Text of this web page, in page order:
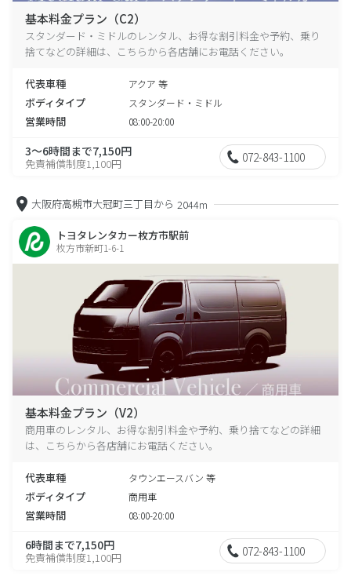
基本料金プラン（C2）
スタンダード・ミドルのレンタル、お得な割引料金や予約、乗り
捨てなどの詳細は、こちらから各店舗にお電話ください。
代表車種 アクア 等
ボディタイプ スタンダード・ミドル
営業時間 08:00-20:00
3～6時間まで7,150円
免責補償制度1,100円 072-843-1100
大阪府高槻市大冠町三丁目から 2044m
トヨタレンタカー枚方市駅前
枚方市新町1-6-1
基本料金プラン（V2）
商用車のレンタル、お得な割引料金や予約、乗り捨てなどの詳細
は、こちらから各店舗にお電話ください。
代表車種 タウンエースバン 等
ボディタイプ 商用車
営業時間 08:00-20:00
6時間まで7,150円
免責補償制度1,100円 072-843-1100